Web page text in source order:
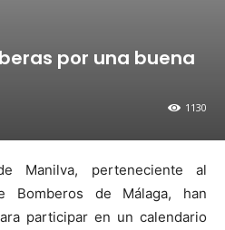
por una buena
1130
Manilva, perteneciente al
Bomberos de Málaga, han
participar en un calendario